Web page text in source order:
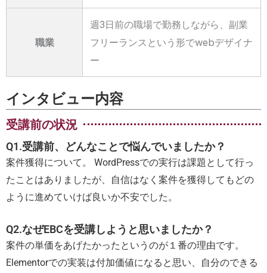
職業
週3日前の職場で勤務しながら、副業
フリーランスという形でwebデザイナ
ー
インタビュー内容
受講前の状況
Q1.受講前、どんなことで悩んでいましたか？
案件獲得について。 WordPressでの実行は課題として行っ
たことはありましたが、自信はなく案件を獲得してもどの
ように進めていけば良いか不安でした。
Q2.なぜEBCを受講しようと思いましたか？
案件の単価をあげたかったというのが１番の理由です。
Elementorでの実装は付加価値になると思い、自分のできる